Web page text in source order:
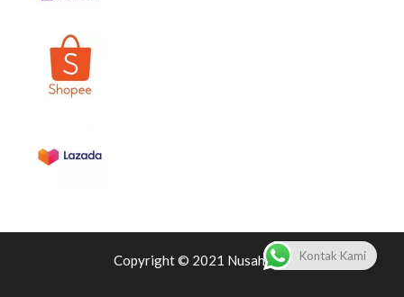
Copyright © 2021 Nusaherbs Kontak Kami